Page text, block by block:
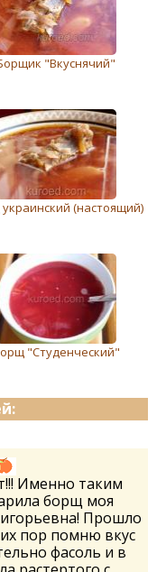
"Вкуснячий"
(настоящий)
"Студенческий"
Именно таким
борщ моя
Прошло
пор помню вкус
фасоль и в